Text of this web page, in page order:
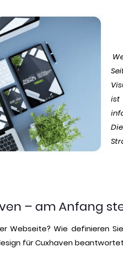
ist
– am Anfang
Webseite? Wie definieren
für Cuxhaven